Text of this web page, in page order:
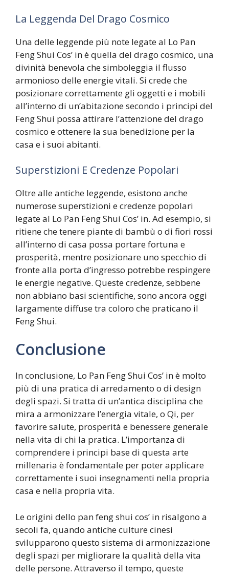
La Leggenda Del Drago Cosmico
Una delle leggende più note legate al Lo Pan
Feng Shui Cos’ in è quella del drago cosmico, una
divinità benevola che simboleggia il flusso
armonioso delle energie vitali. Si crede che
posizionare correttamente gli oggetti e i mobili
all’interno di un’abitazione secondo i principi del
Feng Shui possa attirare l’attenzione del drago
cosmico e ottenere la sua benedizione per la
casa e i suoi abitanti.
Superstizioni E Credenze Popolari
Oltre alle antiche leggende, esistono anche
numerose superstizioni e credenze popolari
legate al Lo Pan Feng Shui Cos’ in. Ad esempio, si
ritiene che tenere piante di bambù o di fiori rossi
all’interno di casa possa portare fortuna e
prosperità, mentre posizionare uno specchio di
fronte alla porta d’ingresso potrebbe respingere
le energie negative. Queste credenze, sebbene
non abbiano basi scientifiche, sono ancora oggi
largamente diffuse tra coloro che praticano il
Feng Shui.
Conclusione
In conclusione, Lo Pan Feng Shui Cos’ in è molto
più di una pratica di arredamento o di design
degli spazi. Si tratta di un’antica disciplina che
mira a armonizzare l’energia vitale, o Qi, per
favorire salute, prosperità e benessere generale
nella vita di chi la pratica. L’importanza di
comprendere i principi base di questa arte
millenaria è fondamentale per poter applicare
correttamente i suoi insegnamenti nella propria
casa e nella propria vita.
Le origini dello pan feng shui cos’ in risalgono a
secoli fa, quando antiche culture cinesi
svilupparono questo sistema di armonizzazione
degli spazi per migliorare la qualità della vita
delle persone. Attraverso il tempo, queste